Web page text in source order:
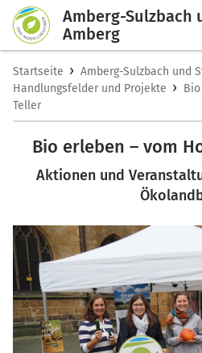
Amberg-Sulzbach
Amberg
Startseite › Amberg-Sulzbach und
Handlungsfelder und Projekte ›
Teller
Bio erleben – vom
Aktionen und